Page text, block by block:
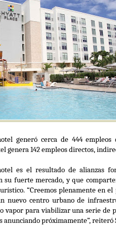
generó cerca de 444 empleos
genera 142 empleos directos,
es el resultado de alianzas
su fuerte mercado, y que
“Creemos plenamente en
nuevo centro urbano de
vapor para viabilizar una serie de
anunciando próximamente”, reiteró